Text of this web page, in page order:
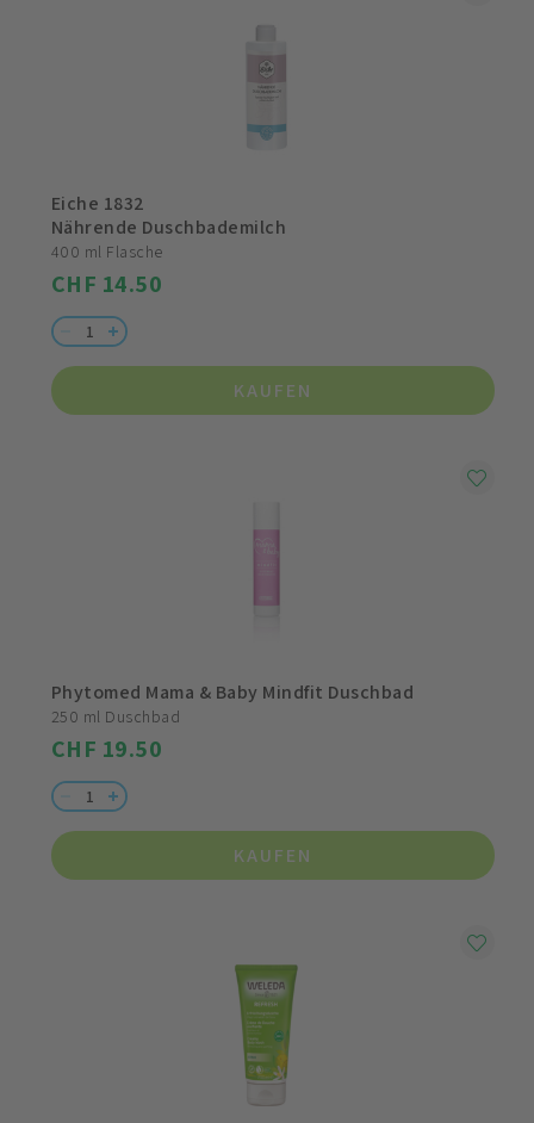
Eiche 1832
Nährende Duschbademilch
400 ml Flasche
CHF 14.50
KAUFEN
Phytomed Mama & Baby Mindfit Duschbad
250 ml Duschbad
CHF 19.50
KAUFEN